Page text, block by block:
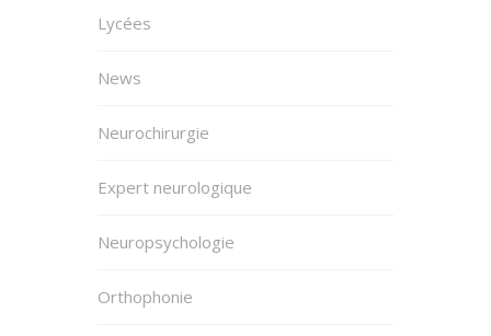
Lycées
News
Neurochirurgie
Expert neurologique
Neuropsychologie
Orthophonie